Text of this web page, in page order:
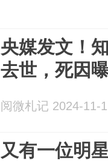
央媒发文！
去世，死因
阅微札记 2024-11-
又有一位明